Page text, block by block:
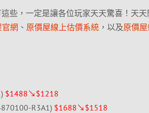
些，一定是讓各位玩家天天驚喜！天天
官網 、 原價屋線上估價系統，以及原價
$1488↘$1218
R3A1) $1688↘$1518